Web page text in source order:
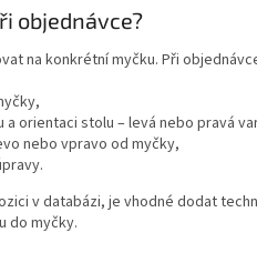
objednávce?
na konkrétní myčku. Při
orientaci stolu – levá nebo pravá
nebo vpravo od myčky,
v databázi, je vhodné dodat
do myčky.